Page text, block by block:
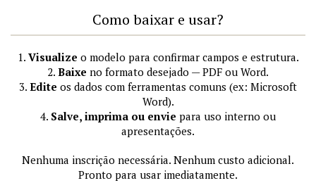
Como baixar e usar?
1. Visualize o modelo para confirmar campos e estrutura.
2. Baixe no formato desejado — PDF ou Word.
3. Edite os dados com ferramentas comuns (ex: Microsoft
Word).
4. Salve, imprima ou envie para uso interno ou
apresentações.
Nenhuma inscrição necessária. Nenhum custo adicional.
Pronto para usar imediatamente.